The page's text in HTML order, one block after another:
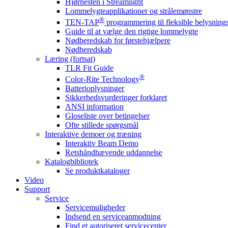
Lommelygteapplikationer og strålemønstre
TEN-TAP® programmering til fleksible
Guide til at vælge den rigtige lommelygte
Nødberedskab for førstehjælpere
Nødberedskab
Læring (fortsat)
TLR Fit Guide
Color-Rite Technology®
Batterioplysninger
Sikkerhedsvurderinger forklaret
ANSI information
Gloseliste over betingelser
Ofte stillede spørgsmål
Interaktive demoer og træning
Interaktiv Beam Demo
Retshåndhævende uddannelse
Katalogbibliotek
Se produktkataloger
Video
Support
Service
Servicemuligheder
Indsend en serviceanmodning
Find et autoriseret servicecenter